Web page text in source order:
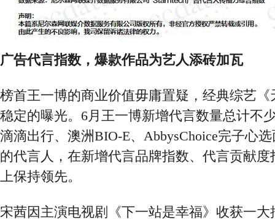
广告代言指数 ， 爆款作品为艺人添砖加瓦
榜首王一博的商业价值毋庸置疑，经典综艺《
稳定的曝光。 6月王一博新增代言数量总计不
滴滴出行、澳洲BIO-E、AbbysChoice完子心
的代言人，在新增代言品牌指数、代言贡献
上保持领先。
宋茜因主演电视剧《下一站是幸福》收获一大